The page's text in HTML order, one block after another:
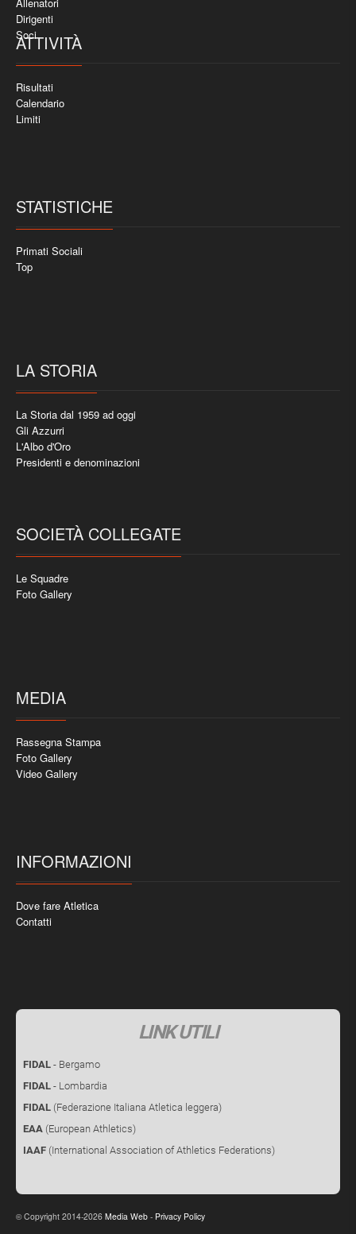
Dirigenti
Soci
ATTIVITÀ
Risultati
Calendario
Limiti
STATISTICHE
Primati Sociali
Top
LA STORIA
La Storia dal 1959 ad oggi
Gli Azzurri
L'Albo d'Oro
Presidenti e denominazioni
SOCIETÀ COLLEGATE
Le Squadre
Foto Gallery
MEDIA
Rassegna Stampa
Foto Gallery
Video Gallery
INFORMAZIONI
Dove fare Atletica
Contatti
LINK UTILI
FIDAL - Bergamo
FIDAL - Lombardia
FIDAL (Federazione Italiana Atletica leggera)
EAA (European Athletics)
IAAF (International Association of Athletics Federations)
©Copyright 2014-2026 Media Web - Privacy Policy